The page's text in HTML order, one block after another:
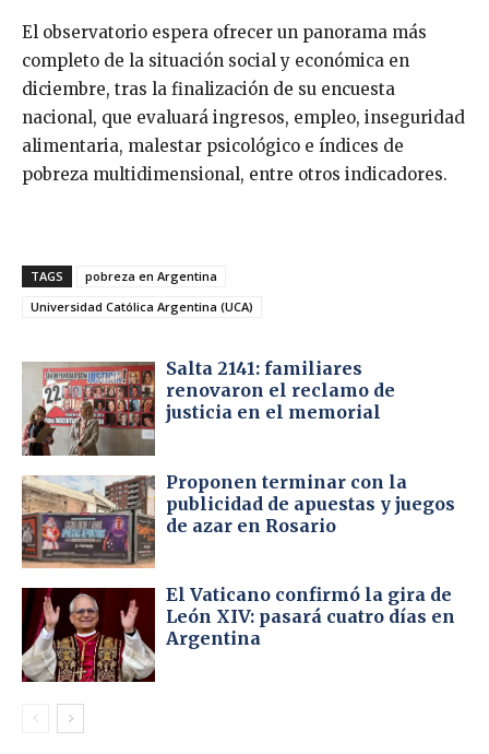
El observatorio espera ofrecer un panorama más
completo de la situación social y económica en
diciembre, tras la finalización de su encuesta
nacional, que evaluará ingresos, empleo, inseguridad
alimentaria, malestar psicológico e índices de
pobreza multidimensional, entre otros indicadores.
TAGS
pobreza en Argentina
Universidad Católica Argentina (UCA)
Salta 2141: familiares
renovaron el reclamo de
justicia en el memorial
Proponen terminar con la
publicidad de apuestas y juegos
de azar en Rosario
El Vaticano confirmó la gira de
León XIV: pasará cuatro días en
Argentina